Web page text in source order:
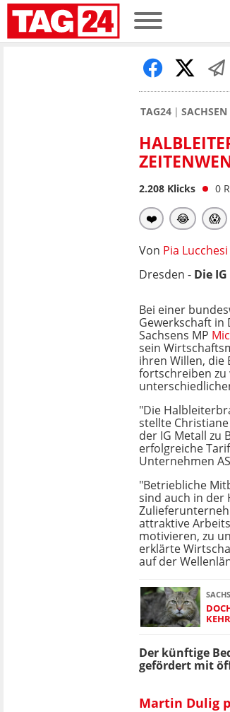
TAG24 SACHSEN
2.208 Klicks 0
❤️ 😂 😱
Von Pia Lucchesi
Dresden - Die
Bei einer
Gewerkschaft
Sachsens MP
sein
ihren Willen, die
fortschreiben zu
"Die
stellte
der IG Metall zu
erfolgreiche
Unternehmen
"Betriebliche
sind auch in der
attraktive
motivieren, zu
erklärte
auf der
Der künftige
gefördert mit
Martin Dulig